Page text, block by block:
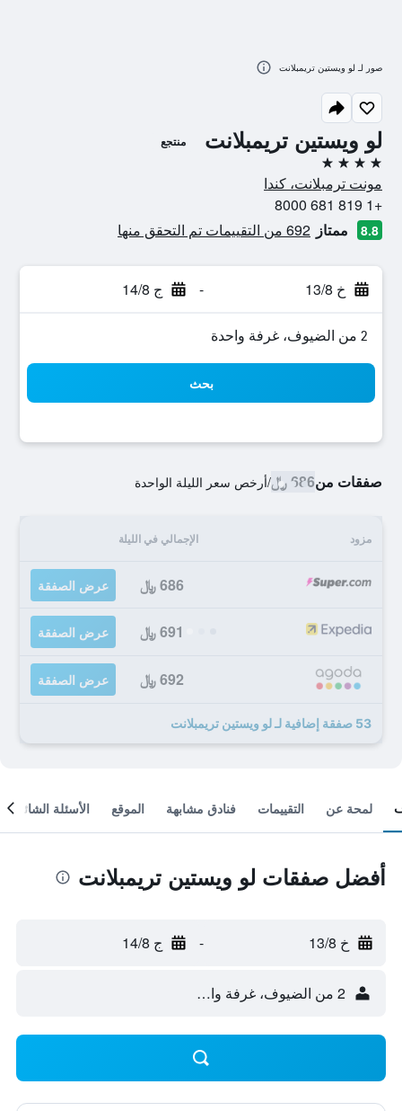
لو ويستين تريمبلانت منتجع
4 نجوم
مونت ترمبلانت، كندا
+1 819 681 8000
8.8 ممتاز 692 من التقييمات تم التحقق منها
خ 13/8 - ج 14/8
2 من الضيوف، غرفة واحدة
بحث
صفقات من686 ﷼ /أرخص سعر الليلة الواحدة
مزود الإجمالي في الليلة
686 ﷼ عرض الصفقة
691 ﷼ عرض الصفقة
692 ﷼ عرض الصفقة
53 صفقة إضافية لـ لو ويستين تريمبلانت
صور لـ لو ويستين تريمبلانت
لمحة عن التقييمات فنادق مشابهة الموقع الأسئلة الشائعة
أفضل صفقات لو ويستين تريمبلانت
خ 13/8 - ج 14/8
2 من الضيوف، غرفة واحدة